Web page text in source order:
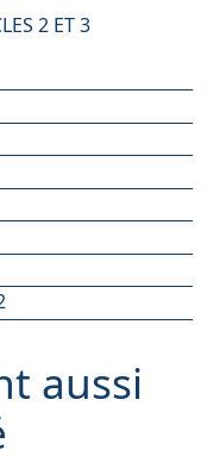
2 ET 3
aussi